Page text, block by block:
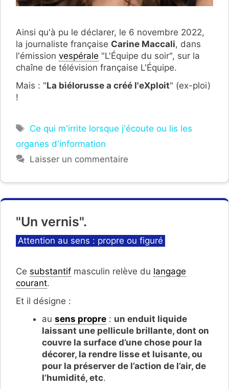
Ainsi qu'à pu le déclarer, le 6 novembre 2022,
la journaliste française Carine Maccali, dans
l'émission vespérale "L'Équipe du soir", sur la
chaîne de télévision française L'Équipe.
Mais : "La biélorusse a créé l'eXploit" (ex-ploi)
!
Étiquettes
Ce qui m'irrite lorsque j'écoute ou lis les
organes d'information
Laisser un commentaire
"Un vernis".
Catégories
Attention au sens : propre ou figuré
Ce substantif masculin relève du langage
courant.
Et il désigne :
au sens propre : un enduit liquide
laissant une pellicule brillante, dont on
couvre la surface d’une chose pour la
décorer, la rendre lisse et luisante, ou
pour la préserver de l’action de l’air, de
l’humidité, etc.